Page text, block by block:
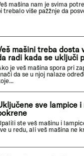
mašina nam je svima
trebalo više pažžnje da
mašini treba dosta
radi kada se uključi
je veš mašina spora pri
da se u njoj nalaze
sve lampice
ste veš mašinu i
u redu, ali veš mašina ne